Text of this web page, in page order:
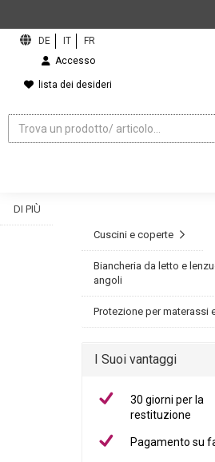
Accesso
lista dei desideri
DI PIÙ
Cuscini e coperte
Biancheria da letto e
angoli
Protezione per materassi
I Suoi vantaggi
30 giorni per la
restituzione
Pagamento su